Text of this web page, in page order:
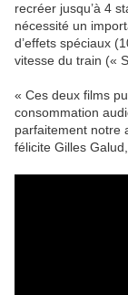
recréer jusqu’à 4
nécessité un
d’effets spéciaux
vitesse du train («
« Ces deux films
consommation
parfaitement notre
félicite Gilles